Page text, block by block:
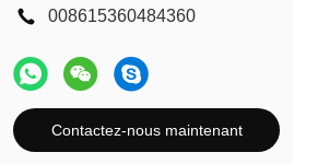
008615360484360
Contactez-nous maintenant